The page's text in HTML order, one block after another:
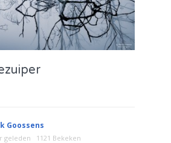
Goossens
geleden 1121 Bekeken